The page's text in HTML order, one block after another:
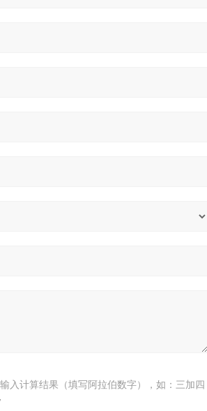
入计算结果（填写阿拉伯数字），如：三加四